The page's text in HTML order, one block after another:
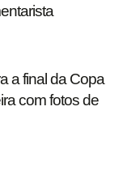
a final da Copa
com fotos de